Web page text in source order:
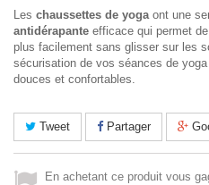
Les chaussettes de yogaont une
antidérapante efficace qui permet
plus facilement sans glisser sur les
sécurisation de vos séances de
douces et confortables.
Tweet Partager
En achetant ce produit vous